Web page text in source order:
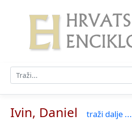
Ivin, Daniel
traži dalje ...